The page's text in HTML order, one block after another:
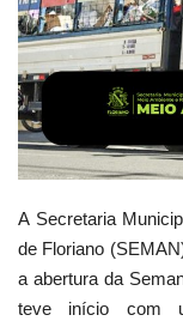
A Secretaria
de Floriano
a abertura da
teve início com